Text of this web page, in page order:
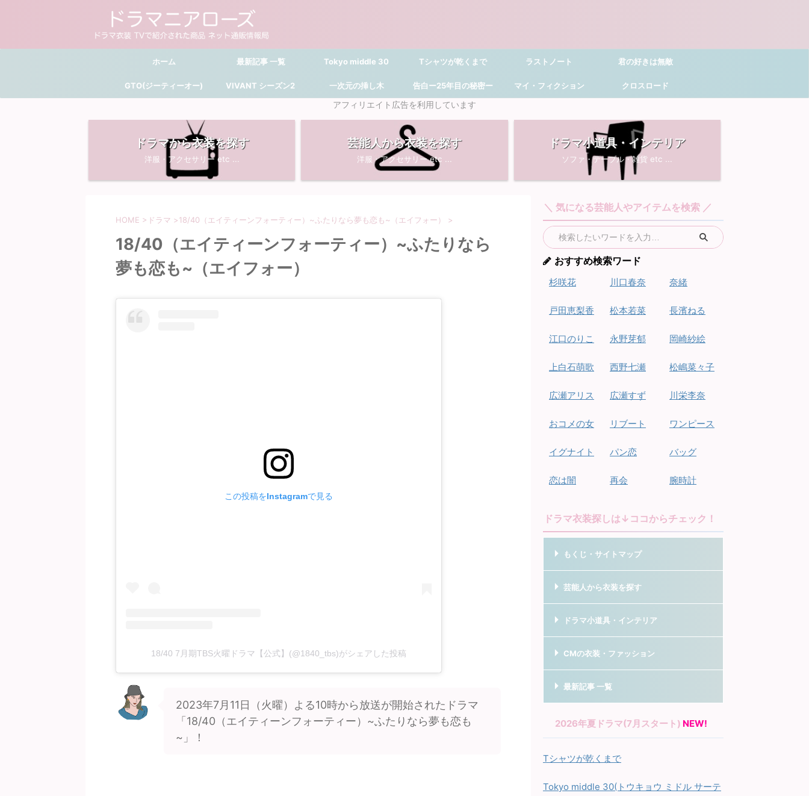
ホーム 最新記事 一覧 Tokyo middle 30 Tシャツが乾くまで ラストノート 君の好きは無敵
GTO(ジーティーオー) VIVANT シーズン2 一次元の挿し木 告白ー25年目の秘密ー マイ・フィクション
クロスロード
アフィリエイト広告を利用しています
ドラマから衣装を探す
洋服・アクセサリー etc ...
芸能人から衣装を探す
洋服・アクセサリー etc ...
ドラマ小道具・インテリア
ソファ・テーブル・雑貨 etc ...
HOME > ドラマ >18/40（エイティーンフォーティー）~ふたりなら夢も恋も~（エイフォー） >
18/40（エイティーンフォーティー）~ふたりなら
夢も恋も~（エイフォー）
この投稿をInstagramで見る
18/40 7月期TBS火曜ドラマ【公式】(@1840_tbs)がシェアした投稿
2023年7月11日（火曜）よる10時から放送が開始されたドラマ
「18/40（エイティーンフォーティー）~ふたりなら夢も恋も
~」！
＼ 気になる芸能人やアイテムを検索 ／
おすすめ検索ワード
杉咲花
戸田恵梨香
江口のりこ
上白石萌歌
広瀬アリス
おコメの女
イグナイト
恋は闇
川口春奈
松本若菜
永野芽郁
西野七瀬
広瀬すず
リブート
パン恋
再会
奈緒
長濱ねる
岡崎紗絵
松嶋菜々子
川栄李奈
ワンピース
バッグ
腕時計
ドラマ衣装探しは↓ココからチェック！
もくじ・サイトマップ
芸能人から衣装を探す
ドラマ小道具・インテリア
CMの衣装・ファッション
最新記事 一覧
2026年夏ドラマ(7月スタート) NEW!
Tシャツが乾くまで
Tokyo middle 30(トウキョウ ミドル サーテ